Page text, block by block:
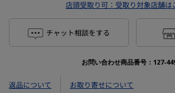
店頭受取り可： 受取り対象店舗は
チャット相談をする
お問い合わせ商品番号： 127-
返品について お取り寄せについて